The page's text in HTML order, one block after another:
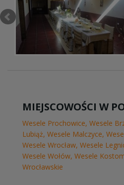
MIEJSCOWOŚCI W
Wesele Prochowice, Wesele
Lubiąż, Wesele Malczyce,
Wesele Wrocław, Wesele
Wesele Wołów, Wesele
Wrocławskie